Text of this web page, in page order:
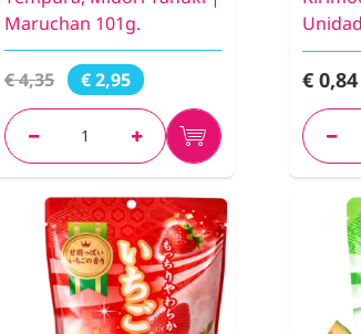
Maruchan 101g.
€ 4,35 € 2,95
Unidad
€ 0,84